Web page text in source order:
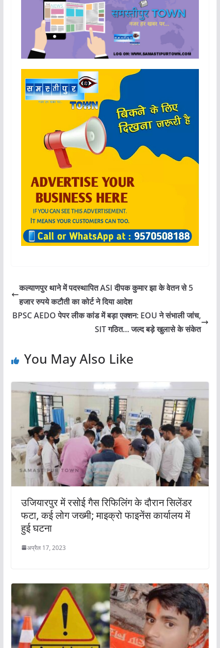
कल्याणपुर थाने में पदस्थापित ASI दीपक कुमार झा के वेतन से 5
हजार रुपये कटौती का कोर्ट ने दिया आदेश
BPSC AEDO पेपर लीक कांड में बड़ा एक्शन: EOU ने संभाली जांच,
SIT गठित… जल्द बड़े खुलासे के संकेत
You May Also Like
उजियारपुर में रसोई गैस रिफिलिंग के दौरान सिलेंडर
फटा, कई लोग जख्मी; माइक्रो फाइनेंस कार्यालय में
हुई घटना
अप्रैल 17, 2023